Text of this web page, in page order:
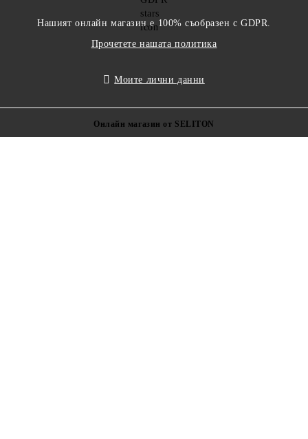
Нашият онлайн магазин е 100% съобразен с GDPR.
Прочетете нашата политика
Моите лични данни
Онлайн магазин от SELITON